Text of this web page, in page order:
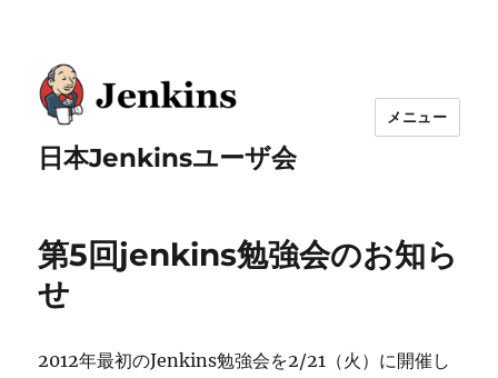
日本Jenkinsユーザ会
メニュー
第5回jenkins勉強会のお知ら
せ
2012年最初のJenkins勉強会を2/21（火）に開催し